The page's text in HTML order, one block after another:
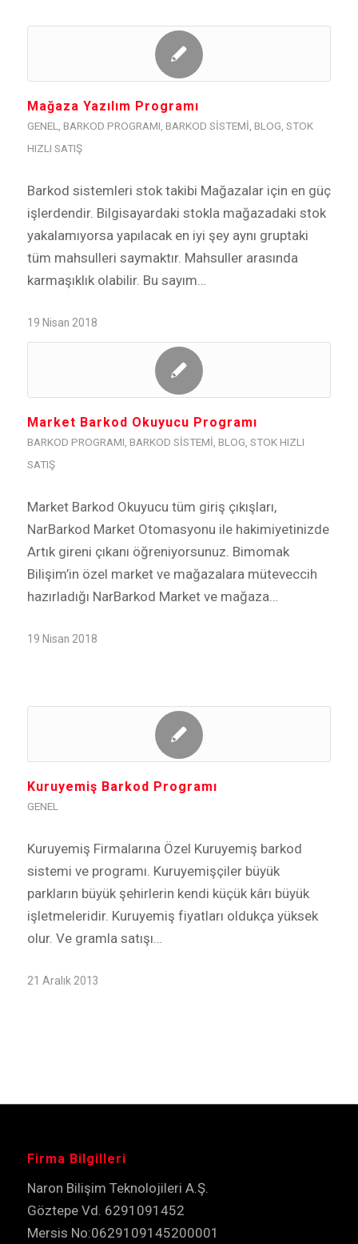
Mağaza Yazılım Programı
GENEL BARKOD PROGRAMI BARKOD SISTEMI BLOG STOK
HIZLI SATIŞ
Barkod sistemleri stok takibi Mağazalar için en güç
işlerdendir. Bilgisayardaki stokla mağazadaki stok
yakalamıyorsa yapılacak en iyi şey aynı gruptaki
tüm mahsulleri saymaktır. Mahsuller arasında
karmaşıklık olabilir. Bu sayım…
19 Nisan 2018
Market Barkod Okuyucu Programı
BARKOD PROGRAMI BARKOD SISTEMI BLOG STOK HIZLI
SATIŞ
Market Barkod Okuyucu tüm giriş çıkışları,
NarBarkod Market Otomasyonu ile hakimiyetinizde
Artık gireni çıkanı öğreniyorsunuz. Bimomak
Bilişim’in özel market ve mağazalara müteveccih
hazırladığı NarBarkod Market ve mağaza…
19 Nisan 2018
Kuruyemiş Barkod Programı
GENEL
Kuruyemiş Firmalarına Özel Kuruyemiş barkod
sistemi ve programı. Kuruyemişçiler büyük
parkların büyük şehirlerin kendi küçük kârı büyük
işletmeleridir. Kuruyemiş fiyatları oldukça yüksek
olur. Ve gramla satışı…
21 Aralık 2013
Firma Bilgilleri
Naron Bilişim Teknolojileri A.Ş.
Göztepe Vd. 6291091452
Mersis No:0629109145200001